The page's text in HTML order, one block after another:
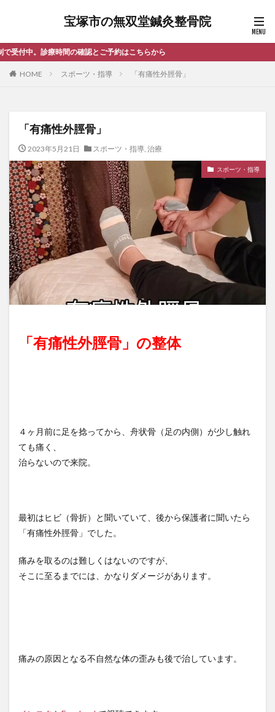
宝塚市の無双堂鍼灸整骨院
ご予約はこちらから
HOME スポーツ・指導 「有痛性外脛骨」
「有痛性外脛骨」
2023年5月21日 スポーツ・指導, 治療
スポーツ・指導
「有痛性外脛骨」の整体
４ヶ月前に足を捻ってから、舟状骨（足の内側）が少し触れ
ても痛く、
治らないので来院。
最初はヒビ（骨折）と聞いていて、後から保護者に聞いたら
「有痛性外脛骨」でした。
痛みを取るのは難しくはないのですが、
そこに至るまでには、かなりダメージがあります。
痛みの原因となる不自然な体の歪みも後で治しています。